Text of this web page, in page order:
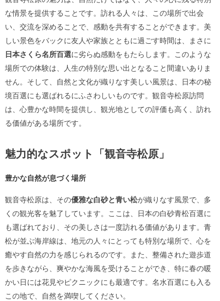
な情景を提供することです。訪れる人々は、この場所で出会
い、交流を深めることで、感動を共有することができます。美
しい景色をバックに友人や家族とともに過ごす時間は、まさに
日本さくら名所百選に劣らぬ感動をもたらします。このような
場所での体験は、人生の特別な思い出となること間違いありま
せん。そして、自然と文化が織りなす美しい風景は、日本の秘
境百選にも選ばれるにふさわしいものです。観音寺松原訪問
は、心豊かな時間を提供し、観光地としての評価も高く、訪れ
る価値がある場所です。
魅力的なスポット「観音寺松原」
豊かな自然が息づく場所
観音寺松原は、その優雅な白砂と青い松が織りなす風景で、多
くの観光客を魅了しています。ここは、日本の白砂青松百選に
も選ばれており、その美しさは一度訪れる価値があります。青
松が並ぶ海岸線は、地元の人々にとっても特別な場所で、心を
癒やす自然の力を感じられるのです。また、整備された遊歩道
を歩きながら、爽やかな海風を受けることができ、特に春の暖
かい日には花見やピクニックにも最適です。名水百選にも入る
この地で、自然を満喫してください。